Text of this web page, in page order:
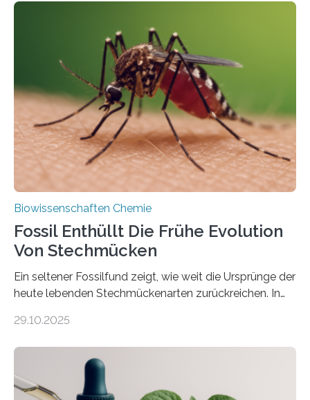
Grünalgen, die vor Hunderten von Millionen Jahren
lebten. Unter den Vorfahren sticht eine Gruppe heraus,
die noch heute in der Natur vorkommt: die
Süßwasseralge Coleochaetophyceae. Einige Arten
dieser Gruppe bilden aus Zellfäden dichte Geflechte
mit scheibenförmiger Gestalt. Was auffällig ist: Die
nächsten…
Biowissenschaften Chemie
Fossil Enthüllt Die Frühe Evolution
Von Stechmücken
Ein seltener Fossilfund zeigt, wie weit die Ursprünge der
heute lebenden Stechmückenarten zurückreichen. In
Forschende die bisher älteste bekannte Stechmücken-
Region Kachin in Myanmar und hat sich in
ausgezeichnetem Zustand erhalten. Es konnte als neue
Art einer neuen Gattung beschrieben werden und trägt
29.10.2025